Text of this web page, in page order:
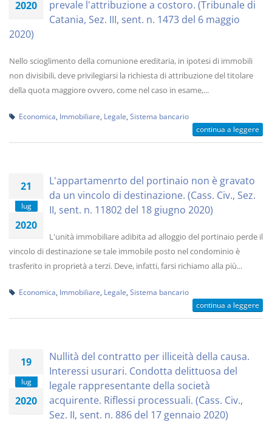
2020
prevale l'attribuzione a costoro. (Tribunale di
Catania, Sez. III, sent. n. 1473 del 6 maggio
2020)
Nello scioglimento della comunione ereditaria, in ipotesi di immobili
non divisibili, deve privilegiarsi la richiesta di attribuzione del titolare
della quota maggiore ovvero, come nel caso in esame,...
Economica Immobiliare Legale Sistema bancario
continua a leggere
21
lug
2020
L'appartamenrto del portinaio non è gravato
da un vincolo di destinazione. (Cass. Civ., Sez.
II, sent. n. 11802 del 18 giugno 2020)
L'unità immobiliare adibita ad alloggio del portinaio perde il
vincolo di destinazione se tale immobile posto nel condominio è
trasferito in proprietà a terzi. Deve, infatti, farsi richiamo alla più...
Economica Immobiliare Legale Sistema bancario
continua a leggere
19
lug
2020
Nullità del contratto per illiceità della causa.
Interessi usurari. Condotta delittuosa del
legale rappresentante della società
acquirente. Riflessi processuali. (Cass. Civ.,
Sez. II, sent. n. 886 del 17 gennaio 2020)